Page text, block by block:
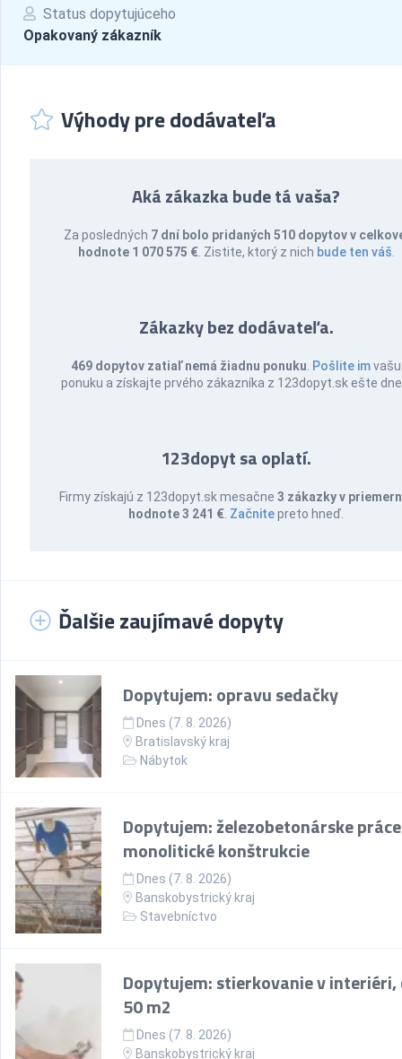
Status dopytujúceho
Opakovaný zákazník
Výhody pre dodávateľa
Aká zákazka bude tá vaša?
Za posledných 7 dní bolo pridaných 510 dopytov v
hodnote 1 070 575 € . Zistite, ktorý z nich bude ten váš
Zákazky bez dodávateľa.
469 dopytov zatiaľ nemá žiadnu ponuku Pošlite imvašu
ponuku a získajte prvého zákazníka z 123dopyt.sk ešte
123dopyt sa oplatí.
Firmy získajú z 123dopyt.sk mesačne3 zákazky v
hodnote 3 241 € Začnitepreto hneď.
Ďalšie zaujímavé dopyty
Dopytujem: opravu sedačky
Dnes (7. 8. 2026)
Bratislavský kraj
Nábytok
Dopytujem: železobetonárske
monolitické konštrukcie
Dnes (7. 8. 2026)
Banskobystrický kraj
Stavebníctvo
Dopytujem: stierkovanie v interiéri,
50 m2
Dnes (7. 8. 2026)
Banskobystrický kraj